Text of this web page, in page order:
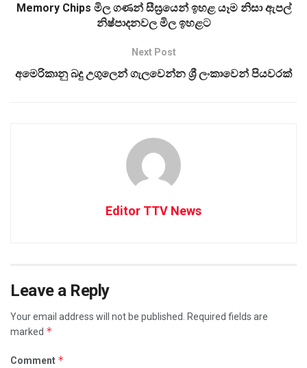
Memory Chips මිල ගණන් සීඝ්‍රයෙන් ඉහළ යෑම නිසා ඇපල්
නිෂ්පාදනවල මිල ඉහළට
Next Post
අමෙරිකානු බදු උගුලෙන් ගැලවෙන්න ශ්‍රී ලංකාවෙන් පියවරක්
Editor TTV News
Leave a Reply
Your email address will not be published.
Required fields are
marked *
Comment *